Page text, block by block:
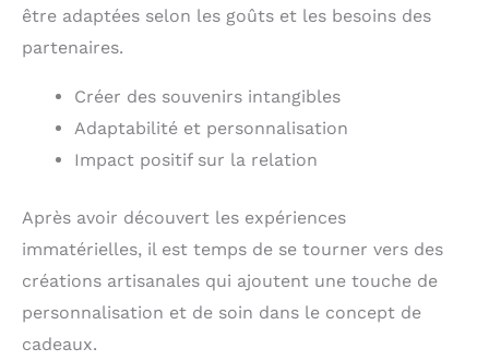
être adaptées selon les goûts et les besoins des
partenaires.
Créer des souvenirs intangibles
Adaptabilité et personnalisation
Impact positif sur la relation
Après avoir découvert les expériences
immatérielles, il est temps de se tourner vers des
créations artisanales qui ajoutent une touche de
personnalisation et de soin dans le concept de
cadeaux.